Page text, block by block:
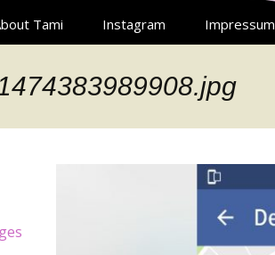
Tami Instagram Impressum